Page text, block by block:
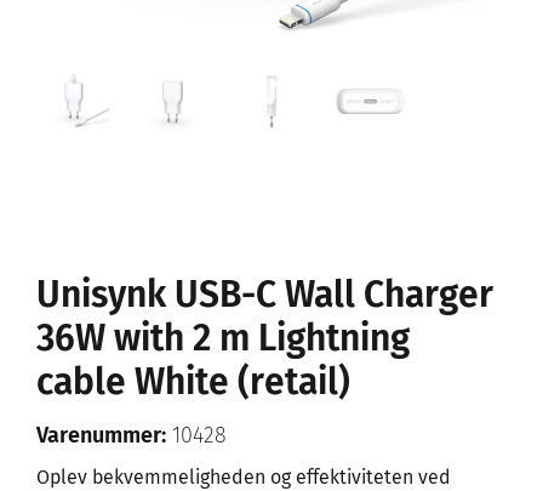
Unisynk USB-C Wall Charger
36W with 2 m Lightning
cable White (retail)
Varenummer: 10428
Oplev bekvemmeligheden og effektiviteten ved